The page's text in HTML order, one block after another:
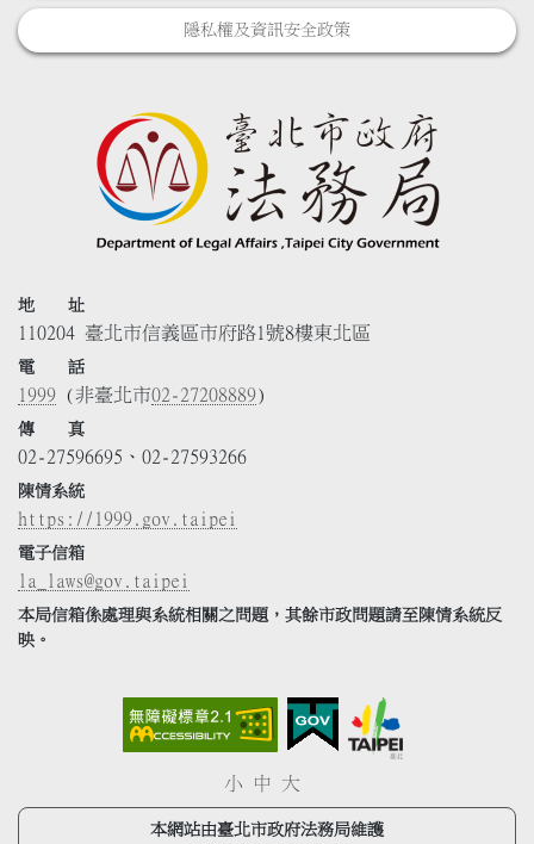
隱私權及資訊安全政策
地 址
110204 臺北市信義區市府路1號8樓東北區
電 話
1999 (非臺北市02-27208889)
傳 真
02-27596695、02-27593266
陳情系統
https://1999.gov.taipei
電子信箱
la_laws@gov.taipei
本局信箱係處理與系統相關之問題，其餘市政問題請至陳情系統反
映。
小 中 大
本網站由臺北市政府法務局維護